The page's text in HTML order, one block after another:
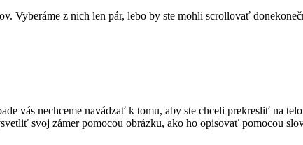
Vyberáme z nich len pár, lebo by ste mohli scrollovať
vás nechceme navádzať k tomu, aby ste chceli prekresliť na
svoj zámer pomocou obrázku, ako ho opisovať pomocou